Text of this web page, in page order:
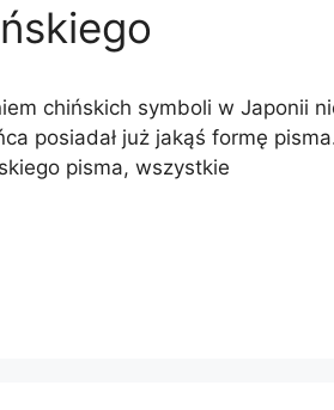
chińskich symboli w Japonii
posiadał już jakąś formę
pisma, wszystkie